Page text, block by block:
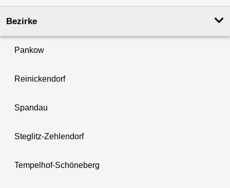
Bezirke
Pankow
Reinickendorf
Spandau
Steglitz-Zehlendorf
Tempelhof-Schöneberg